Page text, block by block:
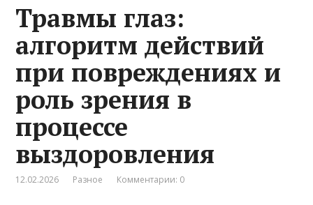
Травмы глаз:
алгоритм действий
при повреждениях и
роль зрения в
процессе
выздоровления
12.02.2026 Разное Комментарии: 0